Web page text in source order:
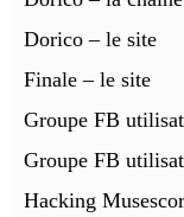
Dorico – le site
Finale – le site
Groupe FB
Groupe FB
Hacking